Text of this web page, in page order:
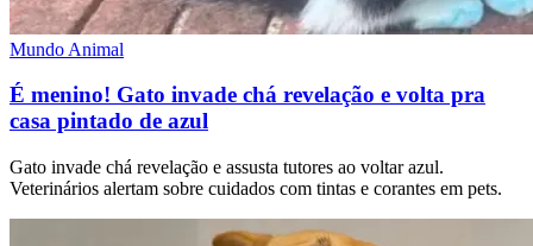
Mundo Animal
É menino! Gato invade chá revelação e volta pra
casa pintado de azul
Gato invade chá revelação e assusta tutores ao voltar azul.
Veterinários alertam sobre cuidados com tintas e corantes em pets.